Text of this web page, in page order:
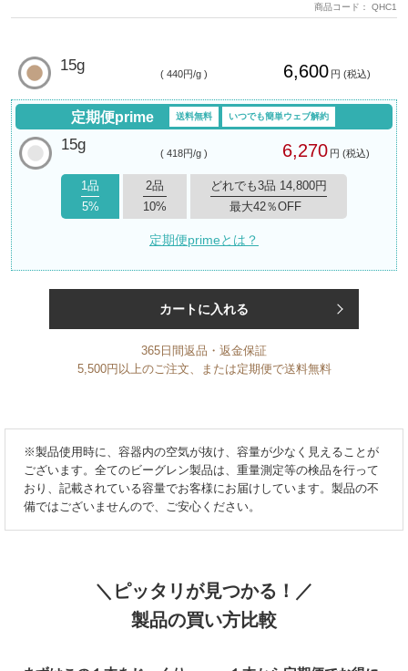
商品コード： QHC1
15g ( 440円/g ) 6,600 円 (税込)
定期便prime 送料無料 いつでも簡単ウェブ解約
15g ( 418円/g ) 6,270 円 (税込)
1品
5%
2品
10%
どれでも3品 14,800円
最大42％OFF
定期便primeとは？
カートに入れる
365日間返品・返金保証
5,500円以上のご注文、または定期便で送料無料
※製品使用時に、容器内の空気が抜け、容量が少なく見えることが
ございます。全てのビーグレン製品は、重量測定等の検品を行って
おり、記載されている容量でお客様にお届けしています。製品の不
備ではございませんので、ご安心ください。
＼ピッタリが見つかる！／
製品の買い方比較